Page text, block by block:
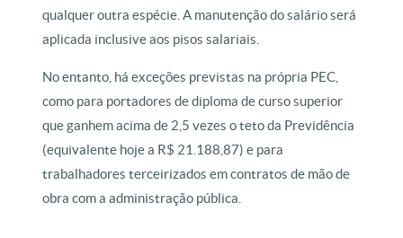
qualquer outra espécie. A manutenção do salário será
aplicada inclusive aos pisos salariais.
No entanto, há exceções previstas na própria PEC,
como para portadores de diploma de curso superior
que ganhem acima de 2,5 vezes o teto da Previdência
(equivalente hoje a R$ 21.188,87) e para
trabalhadores terceirizados em contratos de mão de
obra com a administração pública.